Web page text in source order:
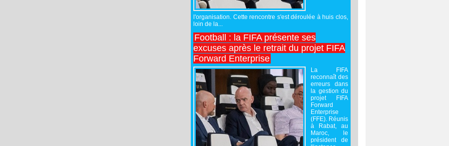
l'organisation. Cette rencontre s'est déroulée à huis clos,
loin de la...
Football : la FIFA présente ses
excuses après le retrait du projet FIFA
Forward Enterprise
La FIFA
reconnaît des
erreurs dans
la gestion du
projet FIFA
Forward
Enterprise
(FFE). Réunis
à Rabat, au
Maroc, le
président de